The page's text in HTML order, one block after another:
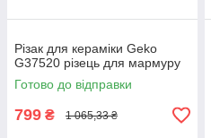
Різак для кераміки Geko
G37520 різець для мармуру
Готово до відправки
799 ₴ 1 065,33 ₴